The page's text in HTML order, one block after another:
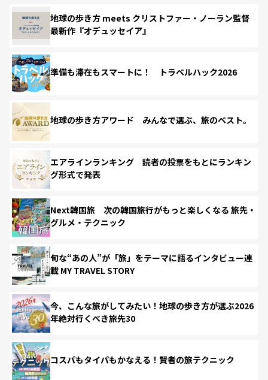
地球の歩き方 meets クリストファー・ノーラン監督
最新作『オデュッセイア』
準備も滞在もスマートに！ トラベルハック2026
地球の歩き方アワード みんなで選ぶ、旅のベスト。
エアラインランキング 読者の投票をもとにランキン
グ形式で発表
Next韓国旅 次の韓国旅行がもっと楽しくなる 旅先・
グルメ・テクニック
旬な“あの人”が「旅」をテーマに語るインタビュー連
載 MY TRAVEL STORY
今、こんな旅がしてみたい！地球の歩き方が選ぶ2026
年絶対行くべき旅先30
コスパもタイパもかなえる！賢者の旅テクニック